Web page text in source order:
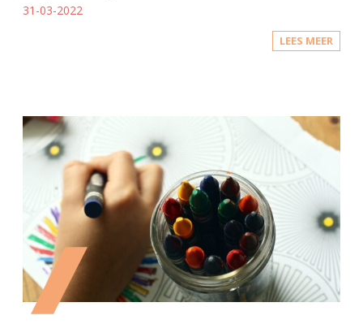
31-03-2022
LEES MEER